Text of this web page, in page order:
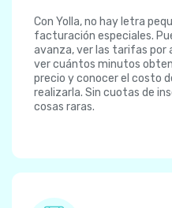
Con Yolla, no hay letra
facturación especiales.
avanza, ver las tarifas por
ver cuántos minutos
precio y conocer el costo
realizarla. Sin cuotas de
cosas raras.